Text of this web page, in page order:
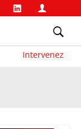
Intervenez